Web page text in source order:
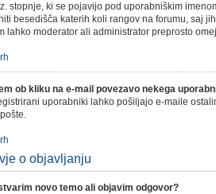
stopnje, ki se pojavijo pod uporabniškim
besedišča katerih koli rangov na forumu, saj
lahko moderator ali administrator preprosto
ob kliku na e-mail povezavo nekega
uporabniki lahko pošiljajo e-maile
o objavljanju
novo temo ali objavim odgovor?